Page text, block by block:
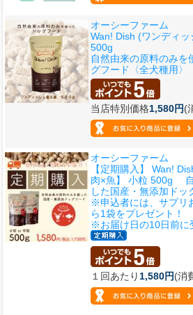
オーシーファーム
Wan! Dish (ワンディ
500g
自然由来の原料のみを
グフード〈全犬種用〉
当店特別価格1,580円(
オーシーファーム
【定期購入】 Wan!
肉×魚】 小粒 500g
した国産・無添加ドッ
※申込者には、サプ
ら1袋をプレゼント！
※お届け日の10日前に
１回あたり 1,580円(消